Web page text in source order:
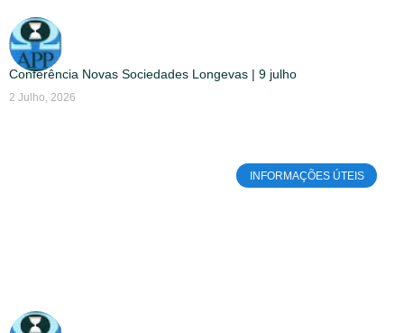
Conferência Novas Sociedades Longevas | 9 julho
2 Julho, 2026
INFORMAÇÕES ÚTEIS